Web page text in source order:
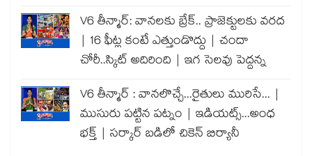
V6 తీన్మార్: వానలకు బ్రేక్.. ప్రాజెక్టులకు వరద
| 16 ఫీట్ల కంటే ఎత్తుండొద్దు | చందా
చోరీ..స్కిట్ అదిరింది | ఇగ సెలవు పెద్దన్న
V6 తీన్మార్ : వానలొచ్చే...రైతులు మురిసే... |
ముసురు పట్టిన పట్నం | ఇడియట్స్...అంధ
భక్త్ | సర్కార్ బడిలో చికెన్ బిర్యానీ